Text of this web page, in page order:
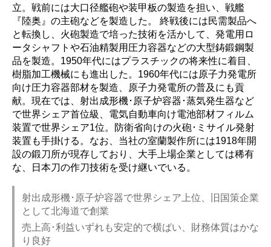
立。戦前には大口径艦砲や装甲板の製造を担い、戦艦
『陸奥』の主砲などを製造した。 終戦後には民需製品へ
と転換し、火砲製造で培った技術を活かして、発電用ロ
ータシャフトや石油精製用圧力容器などの大型鋳鍛鋼製
品を製造。1950年代にはプラスチックの将来性に着目、
樹脂加工機械にも進出した。1960年代には原子力発電所
向け圧力容器部材を製造、原子力発電所の普及にも貢
献。現在では、射出成形機･原子炉容器･蒸気発生器など
で世界シェア首位級、電気自動車向け電池部材フィルム
装置で世界シェア1位。防衛省向けの火砲･ミサイル発射
装置も手掛ける。なお、当社の室蘭製作所には1918年開
設の鍛刀所が現存しており、大手上場企業としては稀有
な、日本刀の作刀技術を受け継いでいる。
射出成形機･原子炉容器で世界シェア上位、旧国策企業
として北海道で創業
売上高･利益いずれも安定的で横ばい、財務体質はかな
り良好